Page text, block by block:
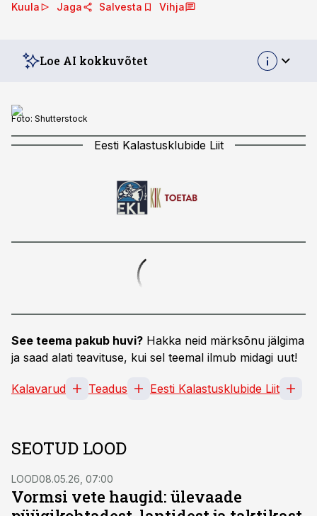
Kuula Jaga Salvesta Vihja
Loe AI kokkuvõtet
Foto: Shutterstock
Eesti Kalastusklubide Liit
See teema pakub huvi? Hakka neid märksõnu jälgima
ja saad alati teavituse, kui sel teemal ilmub midagi uut!
Kalavarud Teadus Eesti Kalastusklubide Liit
SEOTUD LOOD
LOOD08.05.26, 07:00
Vormsi vete haugid: ülevaade